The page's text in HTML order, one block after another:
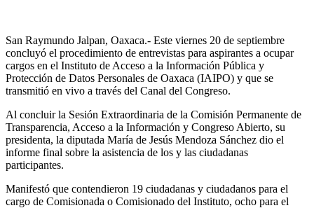
San Raymundo Jalpan, Oaxaca.- Este viernes 20 de septiembre
concluyó el procedimiento de entrevistas para aspirantes a ocupar
cargos en el Instituto de Acceso a la Información Pública y
Protección de Datos Personales de Oaxaca (IAIPO) y que se
transmitió en vivo a través del Canal del Congreso.
Al concluir la Sesión Extraordinaria de la Comisión Permanente de
Transparencia, Acceso a la Información y Congreso Abierto, su
presidenta, la diputada María de Jesús Mendoza Sánchez dio el
informe final sobre la asistencia de los y las ciudadanas
participantes.
Manifestó que contendieron 19 ciudadanas y ciudadanos para el
cargo de Comisionada o Comisionado del Instituto, ocho para el